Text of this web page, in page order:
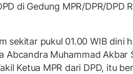
di Gedung MPR/DPR/DPD
sekitar pukul 01.00 WIB dini
Abcandra Muhammad Akbar
Ketua MPR dari DPD, itu